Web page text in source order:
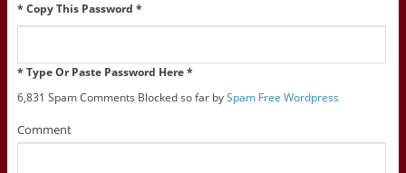
* Copy This Password *
* Type Or Paste Password Here *
6,831 Spam Comments Blocked so far bySpam Free Wordpress
Comment